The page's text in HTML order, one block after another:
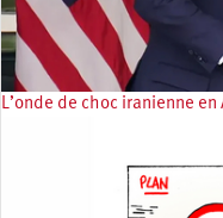
L’onde de choc iranienne en